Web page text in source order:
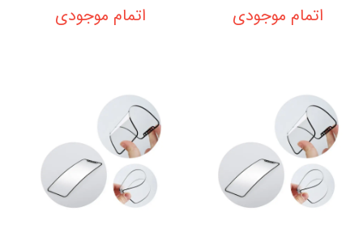
اتمام موجودی اتمام موجودی